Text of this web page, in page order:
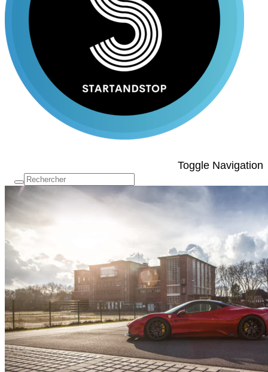
Toggle Navigation